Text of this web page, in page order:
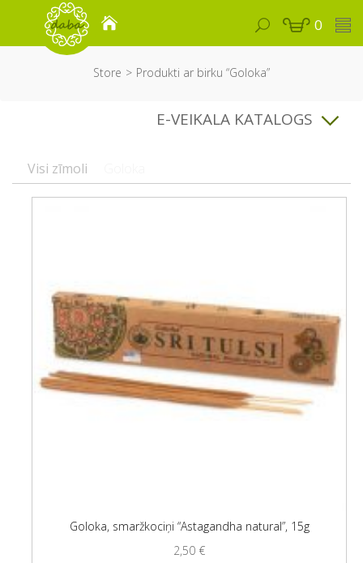
0
Store Produkti ar birku “Goloka”
E-VEIKALA KATALOGS
Visi zīmoli
Goloka, smaržkociņi “Astagandha natural”, 15g
2,50 €